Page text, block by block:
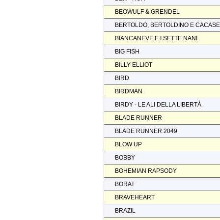
BEOWULF & GRENDEL
BERTOLDO, BERTOLDINO E
BIANCANEVE E I SETTE NANI
BIG FISH
BILLY ELLIOT
BIRD
BIRDMAN
BIRDY - LE ALI DELLA LIBERTÀ
BLADE RUNNER
BLADE RUNNER 2049
BLOW UP
BOBBY
BOHEMIAN RAPSODY
BORAT
BRAVEHEART
BRAZIL